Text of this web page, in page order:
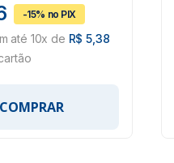
até 10x de R$ 5,38
COMPRAR